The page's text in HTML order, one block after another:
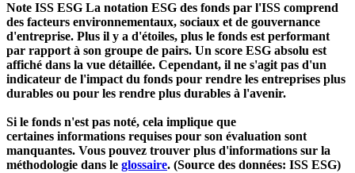
Note ISS ESG La notation ESG des fonds par l'ISS comprend
des facteurs environnementaux, sociaux et de gouvernance
d'entreprise. Plus il y a d'étoiles, plus le fonds est performant
par rapport à son groupe de pairs. Un score ESG absolu est
affiché dans la vue détaillée. Cependant, il ne s'agit pas d'un
indicateur de l'impact du fonds pour rendre les entreprises plus
durables ou pour les rendre plus durables à l'avenir.
Si le fonds n'est pas noté, cela implique que
certaines informations requises pour son évaluation sont
manquantes. Vous pouvez trouver plus d'informations sur la
méthodologie dans le glossaire. (Source des données: ISS ESG)